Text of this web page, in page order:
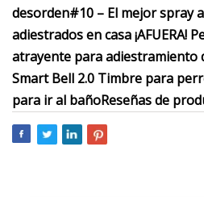
desorden#10 – El mejor spray
adiestrados en casa¡AFUERA!
atrayente para adiestramiento
Smart Bell 2.0 Timbre para
para ir al bañoReseñas de